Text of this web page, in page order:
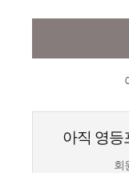
아직 영등
회